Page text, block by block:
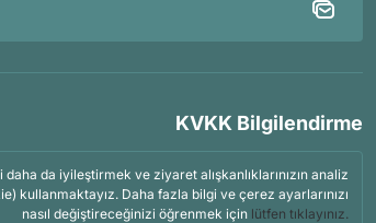
KVKK Bilgilendirme
da iyileştirmek ve ziyaret alışkanlıklarınızın analiz
kullanmaktayız. Daha fazla bilgi ve çerez ayarlarınızı
nasıl değiştireceğinizi öğrenmek için lütfen tıklayınız.